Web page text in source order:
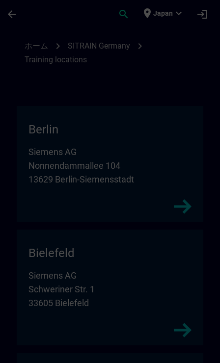
arrow_back search place Japan expand_more login
ホーム chevron_right SITRAIN Germany chevron_right
Training locations
Berlin
Siemens AG
Nonnendammallee 104
13629 Berlin-Siemensstadt
Bielefeld
Siemens AG
Schweriner Str. 1
33605 Bielefeld